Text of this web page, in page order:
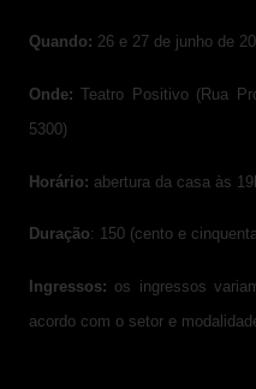
Quando: 26 e 27 de junho de
Onde: Teatro Positivo (Rua
5300)
Horário: abertura da casa às
Duração: 150 (cento e
Ingressos: os ingressos
acordo com o setor e